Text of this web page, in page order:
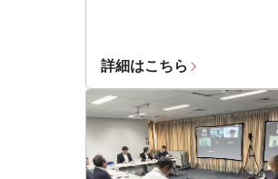
詳細はこちら